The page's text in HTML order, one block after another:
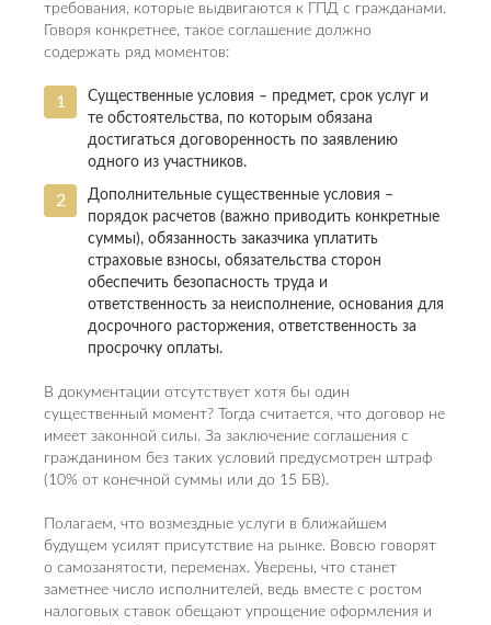
требования, которые выдвигаются к ГПД с гражданами.
Говоря конкретнее, такое соглашение должно
содержать ряд моментов:
Существенные условия – предмет, срок услуг и
те обстоятельства, по которым обязана
достигаться договоренность по заявлению
одного из участников.
Дополнительные существенные условия –
порядок расчетов (важно приводить конкретные
суммы), обязанность заказчика уплатить
страховые взносы, обязательства сторон
обеспечить безопасность труда и
ответственность за неисполнение, основания для
досрочного расторжения, ответственность за
просрочку оплаты.
В документации отсутствует хотя бы один
существенный момент? Тогда считается, что договор не
имеет законной силы. За заключение соглашения с
гражданином без таких условий предусмотрен штраф
(10% от конечной суммы или до 15 БВ).
Полагаем, что возмездные услуги в ближайшем
будущем усилят присутствие на рынке. Вовсю говорят
о самозанятости, переменах. Уверены, что станет
заметнее число исполнителей, ведь вместе с ростом
налоговых ставок обещают упрощение оформления и